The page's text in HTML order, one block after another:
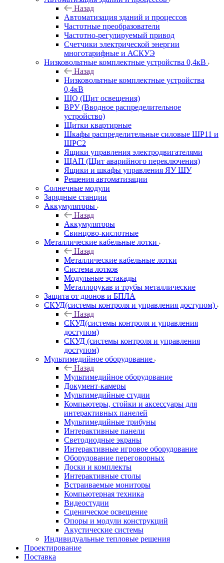
Назад
Автоматизация зданий и процессов
Частотные преобразователи
Частотно-регулируемый привод
Счетчики электрической энергии
многотарифные и АСКУЭ
Низковольтные комплектные устройства 0,4кВ
Назад
Низковольтные комплектные устройства
0,4кВ
ЩО (Щит освещения)
ВРУ (Вводное распределительное
устройство)
Щитки квартирные
Шкафы распределительные силовые ШР11 и
ШРС2
Ящики управления электродвигателями
ЩАП (Щит аварийного переключения)
Ящики и шкафы управления ЯУ ШУ
Решения автоматизации
Солнечные модули
Зарядные станции
Аккумуляторы
Назад
Аккумуляторы
Свинцово-кислотные
Металлические кабельные лотки
Назад
Металлические кабельные лотки
Система лотков
Модульные эстакады
Металлорукав и трубы металлические
Защита от дронов и БПЛА
СКУД(системы контроля и управления доступом)
Назад
СКУД(системы контроля и управления
доступом)
СКУД (системы контроля и управления
доступом)
Мультимедийное оборудование
Назад
Мультимедийное оборудование
Документ-камеры
Мультимедийные студии
Компьютеры, стойки и аксессуары для
интерактивных панелей
Мультимедийные трибуны
Интерактивные панели
Светодиодные экраны
Интерактивные игровое оборудование
Оборудование переговорных
Доски и комплекты
Интерактивные столы
Встраиваемые мониторы
Компьютерная техника
Видеостудии
Cценическое освещение
Опоры и модули конструкций
Акустические системы
Индивидуальные тепловые решения
Проектирование
Поставка